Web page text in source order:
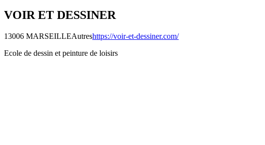
VOIR ET DESSINER
13006 MARSEILLEAutreshttps://voir-et-dessiner.com/
Ecole de dessin et peinture de loisirs